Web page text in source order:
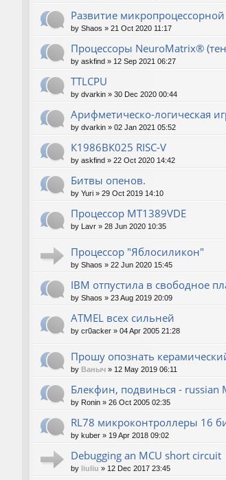
Развитие
by Shaos » 21 Oct 2020 11:17
Процессоры NeuroMatrix®
by askfind » 12 Sep 2021 06:27
TTLCPU
by dvarkin » 30 Dec 2020 00:44
Арифметическо-логическая
by dvarkin » 02 Jan 2021 05:52
К1986ВК025 RISC-V
by askfind » 22 Oct 2020 14:42
Битвы опенов.
by Yuri » 29 Oct 2019 14:10
Процессор MT1389VDE
by Lavr » 28 Jun 2020 10:35
Процессор "Яблосиликон"
by Shaos » 22 Jun 2020 15:45
IBM отпустила в свободное
by Shaos » 23 Aug 2019 20:09
ATMEL всех сильней
by cr0acker » 04 Apr 2005 21:28
Прошу опознать
by Ваныч » 12 May 2019 06:11
Блекфин, подвинься - russian
by Ronin » 26 Oct 2005 02:35
RL78 микроконтроллеры 16
by kuber » 19 Apr 2018 09:02
Debugging an MCU short circuit
by liuliu » 12 Dec 2017 23:45